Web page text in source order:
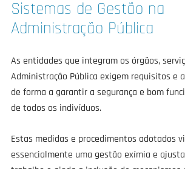
Sistemas de Gestão na
Administração Pública
As entidades que integram os órgãos,
Administração Pública exigem requisitos e
de forma a garantir a segurança e bom
de todos os indivíduos.
Estas medidas e procedimentos adotados
essencialmente uma gestão exímia e